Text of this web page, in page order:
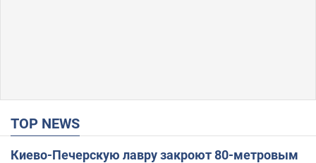
TOP NEWS
Киево-Печерскую лавру закроют 80-метровым